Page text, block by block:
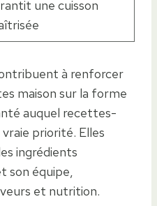
une cuisson
à renforcer
maison sur la forme
auquel recettes-
priorité. Elles
ingrédients
son équipe,
et nutrition.